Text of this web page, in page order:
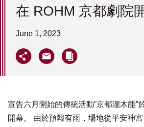
在 ROHM 京都劇院
June 1, 2023
宣告六月開始的傳統活動“京都瀧木能”
開幕。 由於預報有雨，場地從平安神宮